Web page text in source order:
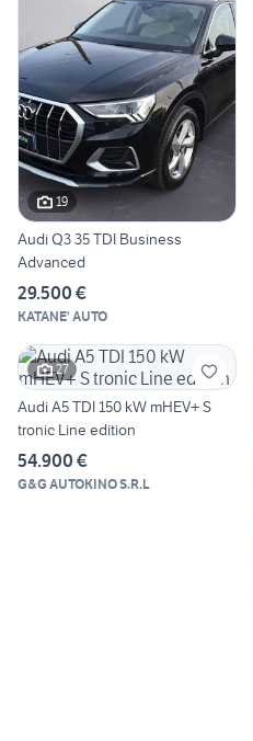
19
Audi Q3 35 TDI Business
Advanced
29.500 €
KATANE' AUTO
27
Audi A5 TDI 150 kW mHEV+ S
tronic Line edition
54.900 €
G&G AUTOKINO S.R.L